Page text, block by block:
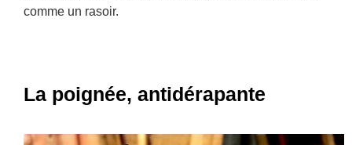
comme un rasoir.
La poignée, antidérapante